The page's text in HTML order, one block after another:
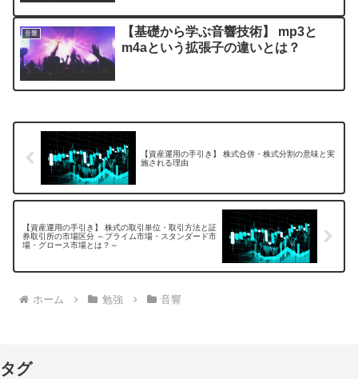
音響
【基礎から学ぶ音響技術】 mp3と
m4aという拡張子の違いとは？
【資産運用の手引き】 株式合併・株式分割の意味と実
施される理由
【資産運用の手引き】 株式の取引単位・取引方法と証
券取引所の市場区分 ～プライム市場・スタンダード市
場・グロース市場とは？～
ホーム 勉強 音響
タグ